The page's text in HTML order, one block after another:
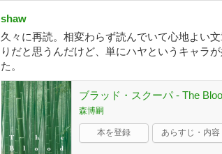
shaw
久々に再読。相変わらず読んでいて心地よい
りだと思うんだけど、単にハヤというキャラ
た。
ブラッド・スクーパ - The
森博嗣
本を登録 あらすじ・内容